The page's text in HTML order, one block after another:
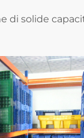
di solide